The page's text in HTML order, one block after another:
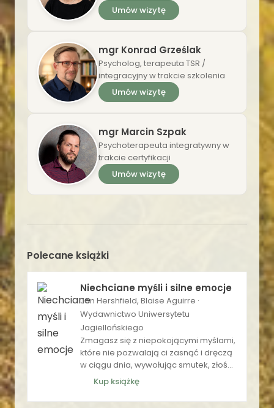
Umów wizytę
mgr Konrad Grześlak
Psycholog, terapeuta TSR /
integracyjny w trakcie szkolenia
Umów wizytę
mgr Marcin Szpak
Psychoterapeuta integratywny w
trakcie certyfikacji
Umów wizytę
Polecane książki
Niechciane myśli i silne emocje
Jon Hershfield, Blaise Aguirre ·
Wydawnictwo Uniwersytetu
Jagiellońskiego
Zmagasz się z niepokojącymi myślami,
które nie pozwalają ci zasnąć i dręczą
w ciągu dnia, wywołując smutek, złość i
gniew? Jeśli tak, to w tej książce
znajdziesz praktyczne rozwiązania,
które pomogą ci przerwać cykl
Kup książkę